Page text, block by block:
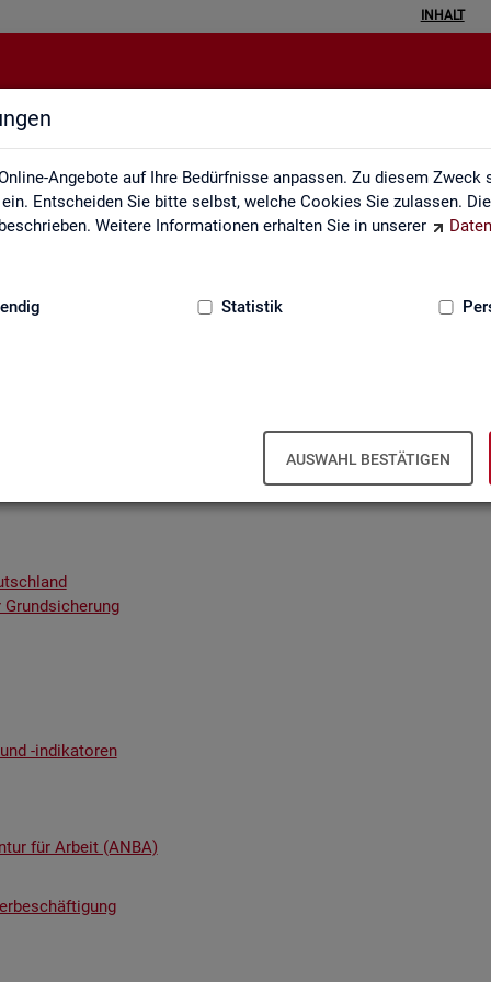
Angebote auf Ihre Bedürfnisse anpassen. Zu diesem Zweck
Entscheiden Sie bitte selbst, welche Cookies Sie zulassen.
Weitere Informationen erhalten Sie in unserer
Statistik
AUSWAHL BESTÄTIGEN
INHALT
Inhalt
In­halts­ver­zeich­nis
-in­di­ka­to­ren
für Ar­beit (ANBA)